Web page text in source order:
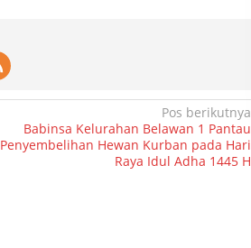
Pos berikutnya
Babinsa Kelurahan Belawan 1 Pantau
Penyembelihan Hewan Kurban pada Hari
Raya Idul Adha 1445 H